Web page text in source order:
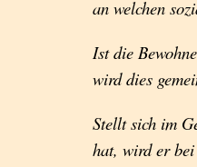
an welchen
Ist die
wird dies
Stellt sich im
hat, wird er bei